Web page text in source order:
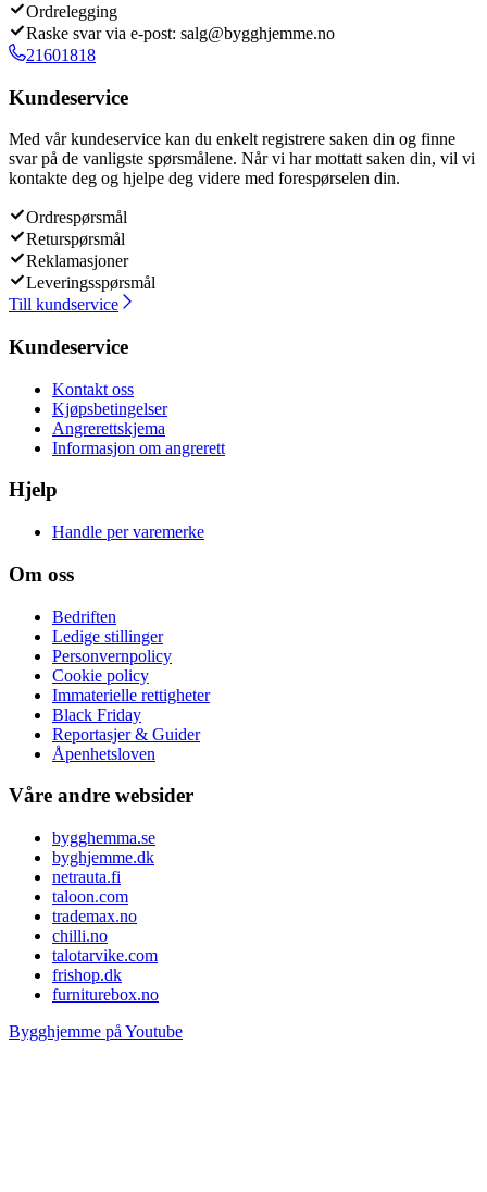
Ordrelegging
Raske svar via e-post: salg@bygghjemme.no
21601818
Kundeservice
Med vår kundeservice kan du enkelt registrere saken din og finne
svar på de vanligste spørsmålene. Når vi har mottatt saken din, vil vi
kontakte deg og hjelpe deg videre med forespørselen din.
Ordrespørsmål
Returspørsmål
Reklamasjoner
Leveringsspørsmål
Till kundservice
Kundeservice
Kontakt oss
Kjøpsbetingelser
Angrerettskjema
Informasjon om angrerett
Hjelp
Handle per varemerke
Om oss
Bedriften
Ledige stillinger
Personvernpolicy
Cookie policy
Immaterielle rettigheter
Black Friday
Reportasjer & Guider
Åpenhetsloven
Våre andre websider
bygghemma.se
byghjemme.dk
netrauta.fi
taloon.com
trademax.no
chilli.no
talotarvike.com
frishop.dk
furniturebox.no
Bygghjemme på Youtube